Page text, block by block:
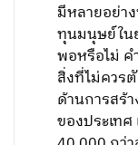
มีหลายอย่า
ทุนมนุษย์ใน
พอหรือไม่ ค
สิ่งที่ไม่ควร
ด้านการสร้
ของประเท